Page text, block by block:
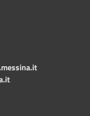
messina.it